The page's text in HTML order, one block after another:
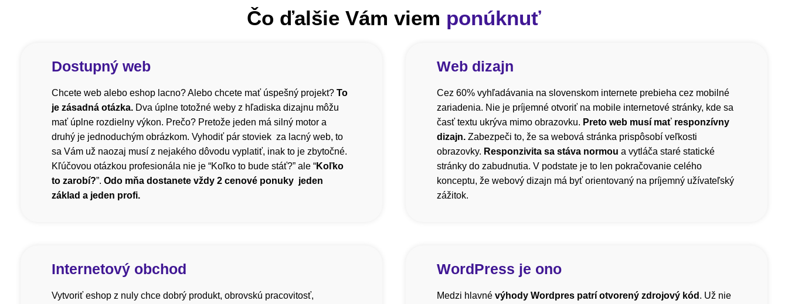
Čo ďalšie Vám viem ponúknuť
Dostupný web
Chcete web alebo eshop lacno? Alebo chcete mať úspešný projekt? To
je zásadná otázka. Dva úplne totožné weby z hľadiska dizajnu môžu
mať úplne rozdielny výkon. Prečo? Pretože jeden má silný motor a
druhý je jednoduchým obrázkom. Vyhodiť pár stoviek za lacný web, to
sa Vám už naozaj musí z nejakého dôvodu vyplatiť, inak to je zbytočné.
Kľúčovou otázkou profesionála nie je “Koľko to bude stáť?” ale “Koľko
to zarobí?”. Odo mňa dostanete vždy 2 cenové ponuky jeden
základ a jeden profi.
Web dizajn
Cez 60% vyhľadávania na slovenskom internete prebieha cez mobilné
zariadenia. Nie je príjemné otvoriť na mobile internetové stránky, kde sa
časť textu ukrýva mimo obrazovku. Preto web musí mať responzívny
dizajn. Zabezpeči to, že sa webová stránka prispôsobí veľkosti
obrazovky. Responzivita sa stáva normou a vytláča staré statické
stránky do zabudnutia. V podstate je to len pokračovanie celého
konceptu, že webový dizajn má byť orientovaný na príjemný užívateľský
zážitok.
Internetový obchod
Vytvoriť eshop z nuly chce dobrý produkt, obrovskú pracovitosť,
WordPress je ono
Medzi hlavné výhody Wordpres patrí otvorený zdrojový kód . Už nie